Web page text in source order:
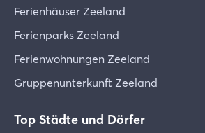
Ferienhäuser Zeeland
Ferienparks Zeeland
Ferienwohnungen Zeeland
Gruppenunterkunft Zeeland
Top Städte und Dörfer